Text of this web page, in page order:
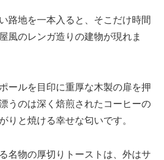
路地を一本入ると、そこだけ時間
風のレンガ造りの建物が現れま
ールを目印に重厚な木製の扉を押
うのは深く焙煎されたコーヒーの
りと焼ける幸せな匂いです。
名物の厚切りトーストは、外はサ